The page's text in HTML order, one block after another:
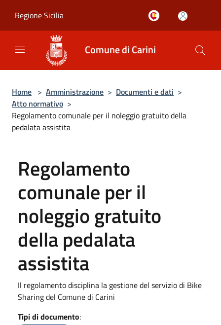
Regione Sicilia
Comune di Carini
Home > Amministrazione > Documenti e dati >
Atto normativo >
Regolamento comunale per il noleggio gratuito della
pedalata assistita
Regolamento
comunale per il
noleggio gratuito
della pedalata
assistita
Il regolamento disciplina la gestione del servizio di Bike
Sharing del Comune di Carini
Tipi di documento: